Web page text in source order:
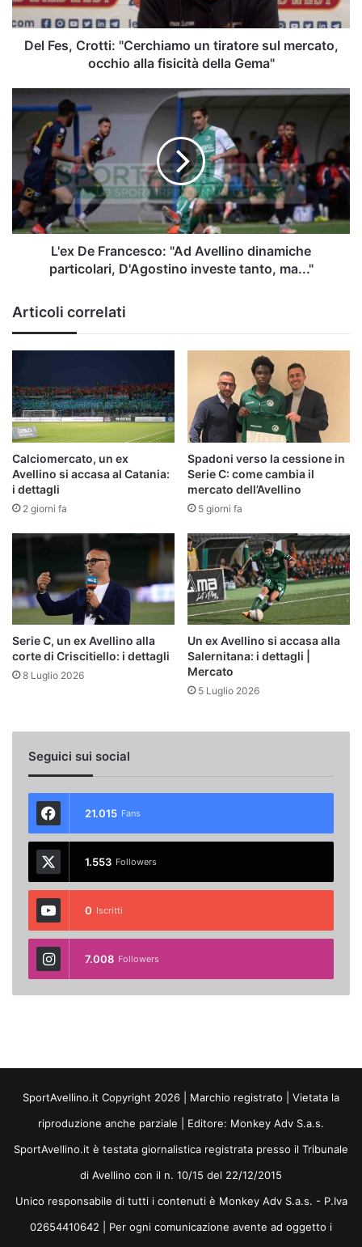
mercato,
occhio
allaDel Fes, Crotti: "Cerchiamo un tiratore sul mercato,
occhio alla fisicità della Gema"
De
Francesco:
Avellino
dinamiche
particolari,
D'Agostino
investe
L'ex De Francesco: "Ad Avellino dinamiche
particolari, D'Agostino investe tanto, ma..."
Articoli correlati
Calciomercato, un ex
Avellino si accasa al Catania:
i dettagli
2 giorni fa
Spadoni verso la cessione in
Serie C: come cambia il
mercato dell’Avellino
5 giorni fa
Serie C, un ex Avellino alla
corte di Criscitiello: i dettagli
8 Luglio 2026
Un ex Avellino si accasa alla
Salernitana: i dettagli |
Mercato
5 Luglio 2026
Seguici sui social
21.015 Fans
1.553 Followers
0 Iscritti
7.008 Followers
SportAvellino.it Copyright 2026 | Marchio registrato | Vietata la
riproduzione anche parziale | Editore: Monkey Adv S.a.s.
SportAvellino.it è testata giornalistica registrata presso il Tribunale
di Avellino con il n. 10/15 del 22/12/2015
Unico responsabile di tutti i contenuti è Monkey Adv S.a.s. - P.Iva
02654410642 | Per ogni comunicazione avente ad oggetto i